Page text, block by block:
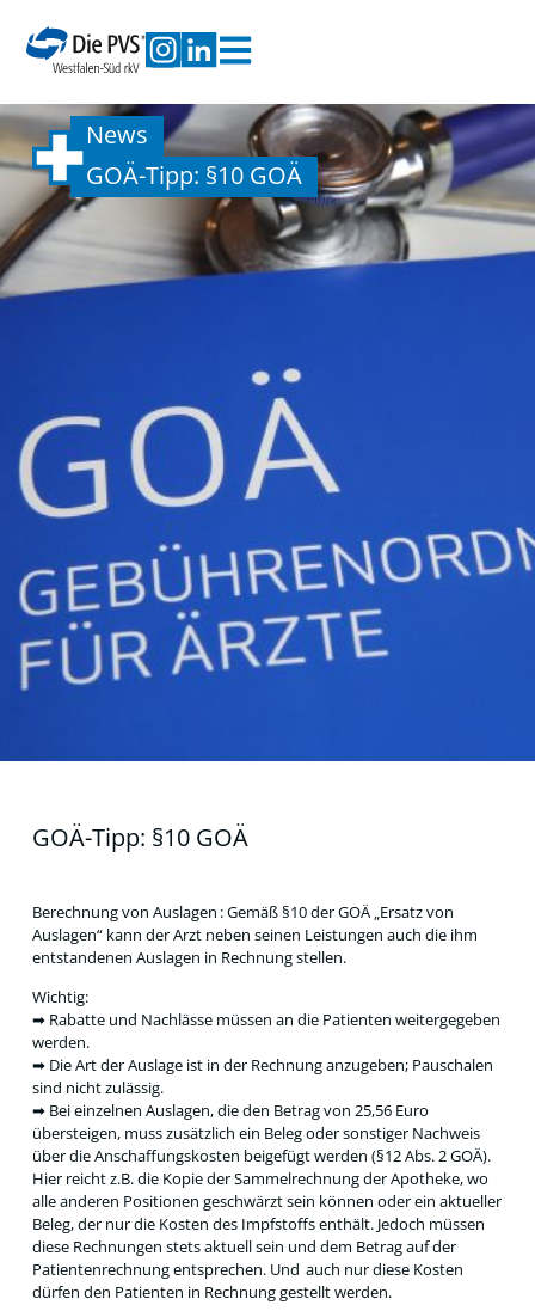
News
GOÄ-Tipp: §10 GOÄ
GOÄ-Tipp: §10 GOÄ
Berechnung von Auslagen : Gemäß §10 der GOÄ „Ersatz von
Auslagen“ kann der Arzt neben seinen Leistungen auch die ihm
entstandenen Auslagen in Rechnung stellen.
Wichtig:
➡ Rabatte und Nachlässe müssen an die Patienten weitergegeben
werden.
➡ Die Art der Auslage ist in der Rechnung anzugeben; Pauschalen
sind nicht zulässig.
➡ Bei einzelnen Auslagen, die den Betrag von 25,56 Euro
übersteigen, muss zusätzlich ein Beleg oder sonstiger Nachweis
über die Anschaffungskosten beigefügt werden (§12 Abs. 2 GOÄ).
Hier reicht z.B. die Kopie der Sammelrechnung der Apotheke, wo
alle anderen Positionen geschwärzt sein können oder ein aktueller
Beleg, der nur die Kosten des Impfstoffs enthält. Jedoch müssen
diese Rechnungen stets aktuell sein und dem Betrag auf der
Patientenrechnung entsprechen. Und auch nur diese Kosten
dürfen den Patienten in Rechnung gestellt werden.